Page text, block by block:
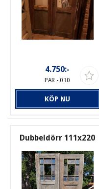
4.750:-
PAR - 030
KÖP NU
Dubbeldörr 111x220